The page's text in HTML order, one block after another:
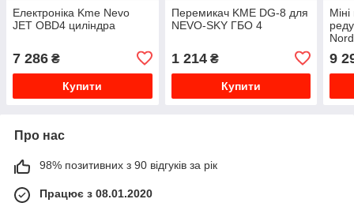
Електроніка Kme Nevo
JET OBD4 циліндра
7 286 ₴
Купити
Перемикач KME DG-8 для
NEVO-SKY ГБО 4
1 214₴
Купити
9
Про нас
98% позитивних з 90 відгуків за рік
Працює з 08.01.2020